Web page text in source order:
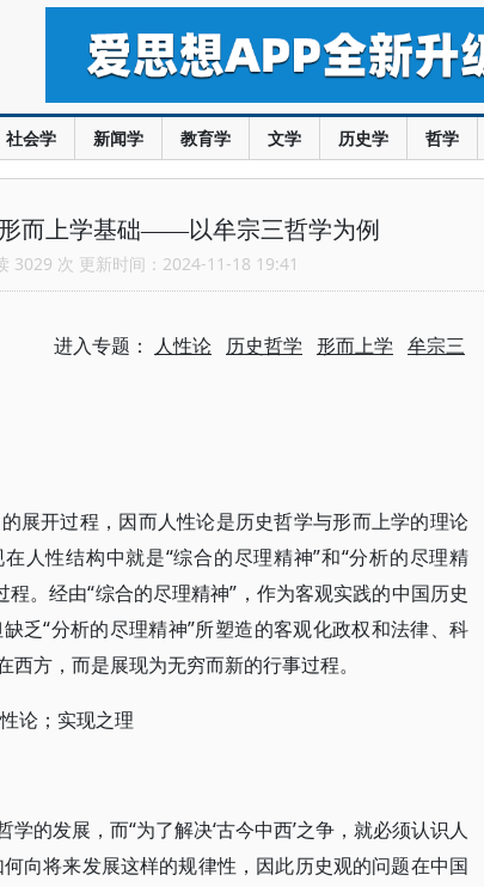
社会学 新闻学 教育学 文学 历史学 哲学
而上学基础——以牟宗三哲学为例
3029 次 更新时间：2024-11-18 19:41
进入专题： 人性论 历史哲学 形而上学 牟宗三
展开过程，因而人性论是历史哲学与形而上学的理论
人性结构中就是“综合的尽理精神”和“分析的尽理精
。经由“综合的尽理精神”，作为客观实践的中国历史
乏“分析的尽理精神”所塑造的客观化政权和法律、科
方，而是展现为无穷而新的行事过程。
论；实现之理
的发展，而“为了解决‘古今中西’之争，就必须认识人
向将来发展这样的规律性，因此历史观的问题在中国